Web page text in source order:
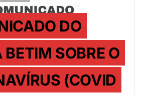
DO
BETIM SOBRE O
(COVID